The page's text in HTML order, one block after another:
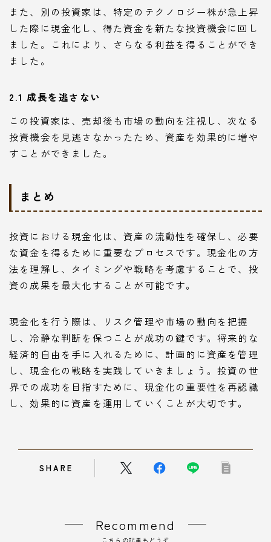
また、別の投資家は、特定のテクノロジー株が急上昇
した際に現金化し、得た資金を新たな投資機会に回し
ました。これにより、さらなる利益を得ることができ
ました。
2.1 成長を逃さない
この投資家は、売却後も市場の動向を注視し、次なる
投資機会を見逃さなかったため、資産を効果的に増や
すことができました。
まとめ
投資における現金化は、資産の流動性を確保し、必要
な資金を得るために重要なプロセスです。現金化の方
法を理解し、タイミングや戦略を考慮することで、投
資の成果を最大化することが可能です。
現金化を行う際は、リスク管理や市場の動向を把握
し、冷静な判断を保つことが成功の鍵です。将来的な
経済的自由を手に入れるために、計画的に資産を管理
し、現金化の戦略を実践していきましょう。投資の世
界での成功を目指すために、現金化の重要性を再認識
し、効果的に資産を運用していくことが大切です。
SHARE
Recommend
こちらの記事もどうぞ